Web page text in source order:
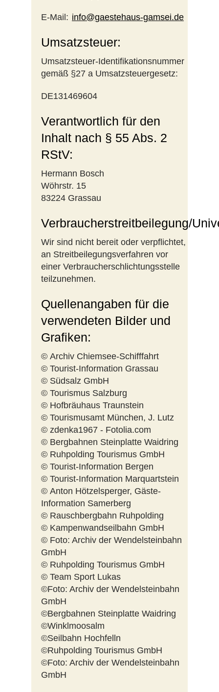
E-Mail: info@gaestehaus-gamsei.de
Umsatzsteuer:
Umsatzsteuer-Identifikationsnummer
gemäß §27 a Umsatzsteuergesetz:
DE131469604
Verantwortlich für den
Inhalt nach § 55 Abs. 2
RStV:
Hermann Bosch
Wöhrstr. 15
83224 Grassau
Verbraucherstreitbeilegung/
Wir sind nicht bereit oder verpflichtet,
an Streitbeilegungsverfahren vor
einer Verbraucherschlichtungsstelle
teilzunehmen.
Quellenangaben für die
verwendeten Bilder und
Grafiken:
© Archiv Chiemsee-Schifffahrt
© Tourist-Information Grassau
© Südsalz GmbH
© Tourismus Salzburg
© Hofbräuhaus Traunstein
© Tourismusamt München, J. Lutz
© zdenka1967 - Fotolia.com
© Bergbahnen Steinplatte Waidring
© Ruhpolding Tourismus GmbH
© Tourist-Information Bergen
© Tourist-Information Marquartstein
© Anton Hötzelsperger, Gäste-
Information Samerberg
© Rauschbergbahn Ruhpolding
© Kampenwandseilbahn GmbH
© Foto: Archiv der Wendelsteinbahn
GmbH
© Ruhpolding Tourismus GmbH
© Team Sport Lukas
©Foto: Archiv der Wendelsteinbahn
GmbH
©Bergbahnen Steinplatte Waidring
©Winklmoosalm
©Seilbahn Hochfelln
©Ruhpolding Tourismus GmbH
©Foto: Archiv der Wendelsteinbahn
GmbH